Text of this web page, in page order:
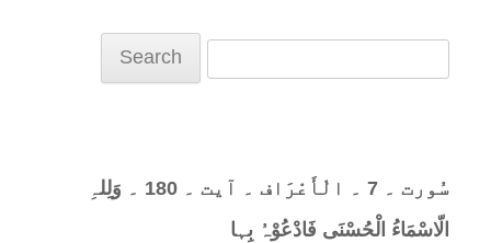
سُورت ۔ 7 ۔ الْأَعْرَاف ۔ آیت ۔ 180 ۔ وَلِلہِ
الّاسْمَاءُ الْحُسْنَی فَادْعُوْہُ بِہا